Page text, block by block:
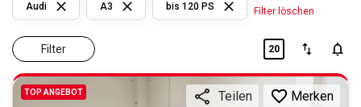
Filter
Audi A3 bis 120 PS Filter löschen
20
TOP ANGEBOT Teilen Merken